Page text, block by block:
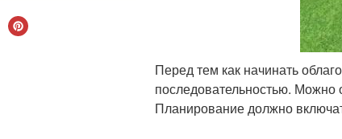
Перед тем как начинать
последовательностью. Можно
Планирование должно